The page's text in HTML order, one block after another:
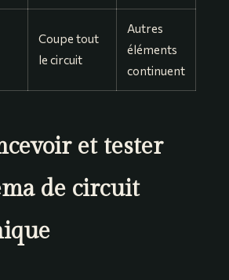
Coupe tout
le circuit
Autres
éléments
continuent
et tester
de circuit